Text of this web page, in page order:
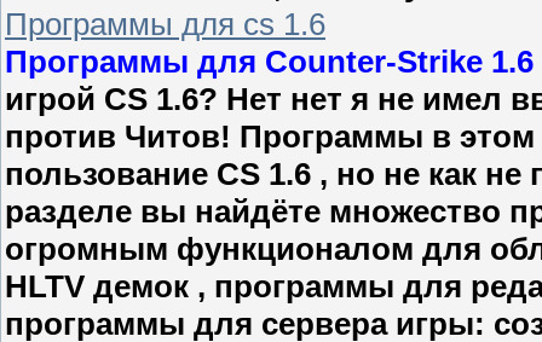
Программы для cs 1.6
Программы для Counter-Strike 1.6
игрой CS 1.6? Нет нет я не имел
против Читов! Программы в этом
пользование CS 1.6 , но не как
разделе вы найдёте множество
огромным функционалом для
HLTV демок , программы для
программы для сервера игры: